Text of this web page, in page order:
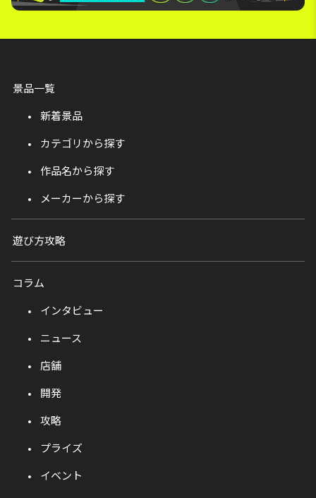
景品一覧
新着景品
カテゴリから探す
作品名から探す
メーカーから探す
遊び方攻略
コラム
インタビュー
ニュース
店舗
開発
攻略
プライズ
イベント